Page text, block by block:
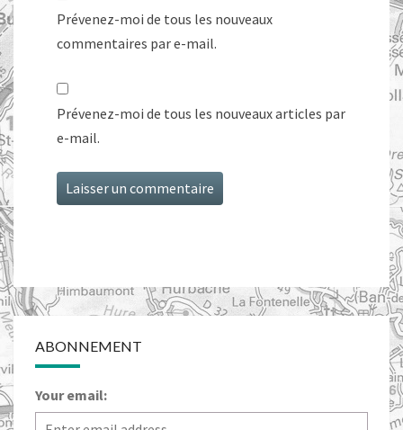
Prévenez-moi de tous les nouveaux
commentaires par e-mail.
Prévenez-moi de tous les nouveaux articles par
e-mail.
ABONNEMENT
Your email: